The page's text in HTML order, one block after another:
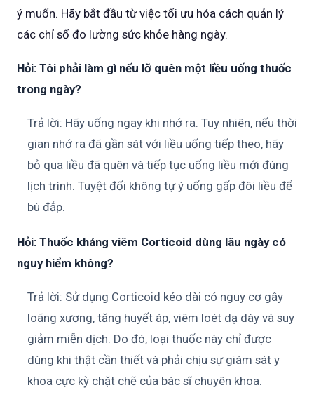
ý muốn. Hãy bắt đầu từ việc tối ưu hóa cách quản lý
các chỉ số đo lường sức khỏe hàng ngày.
Hỏi: Tôi phải làm gì nếu lỡ quên một liều uống thuốc
trong ngày?
Trả lời: Hãy uống ngay khi nhớ ra. Tuy nhiên, nếu thời
gian nhớ ra đã gần sát với liều uống tiếp theo, hãy
bỏ qua liều đã quên và tiếp tục uống liều mới đúng
lịch trình. Tuyệt đối không tự ý uống gấp đôi liều để
bù đắp.
Hỏi: Thuốc kháng viêm Corticoid dùng lâu ngày có
nguy hiểm không?
Trả lời: Sử dụng Corticoid kéo dài có nguy cơ gây
loãng xương, tăng huyết áp, viêm loét dạ dày và suy
giảm miễn dịch. Do đó, loại thuốc này chỉ được
dùng khi thật cần thiết và phải chịu sự giám sát y
khoa cực kỳ chặt chẽ của bác sĩ chuyên khoa.